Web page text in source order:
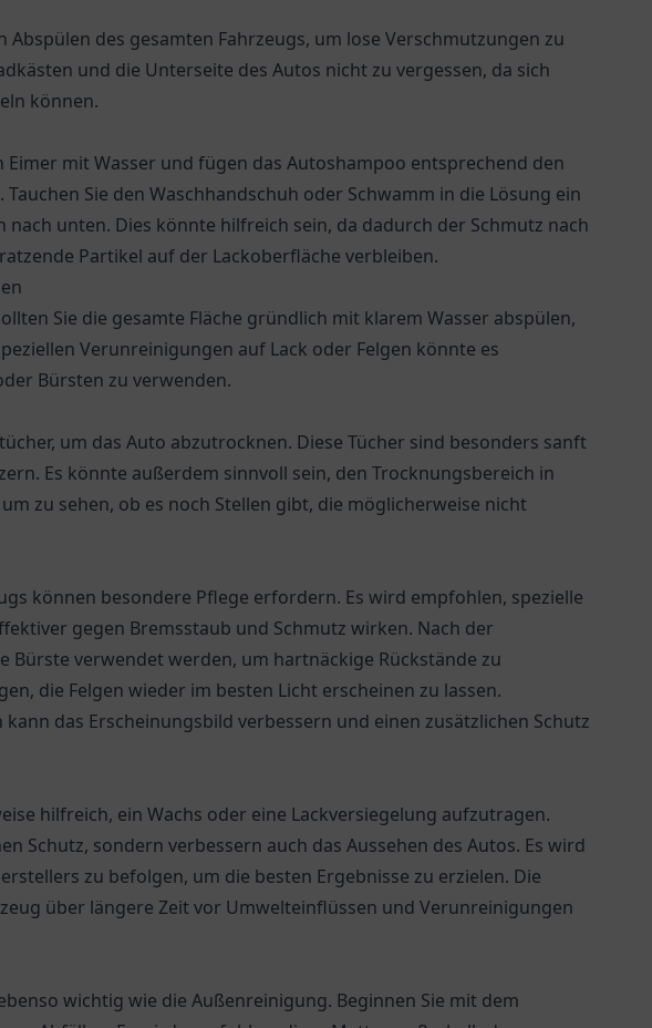
des gesamten Fahrzeugs, um lose Verschmutzungen zu
und die Unterseite des Autos nicht zu vergessen, da sich
können.
Eimer mit Wasser und fügen das Autoshampoo entsprechend den
Sie den Waschhandschuh oder Schwamm in die Lösung ein
nach unten. Dies könnte hilfreich sein, da dadurch der Schmutz nach
Partikel auf der Lackoberfläche verbleiben.
Sie die gesamte Fläche gründlich mit klarem Wasser abspülen,
Verunreinigungen auf Lack oder Felgen könnte es
Bürsten zu verwenden.
um das Auto abzutrocknen. Diese Tücher sind besonders sanft
Es könnte außerdem sinnvoll sein, den Trocknungsbereich in
zu sehen, ob es noch Stellen gibt, die möglicherweise nicht
können besondere Pflege erfordern. Es wird empfohlen, spezielle
gegen Bremsstaub und Schmutz wirken. Nach der
Bürste verwendet werden, um hartnäckige Rückstände zu
die Felgen wieder im besten Licht erscheinen zu lassen.
das Erscheinungsbild verbessern und einen zusätzlichen Schutz
hilfreich, ein Wachs oder eine Lackversiegelung aufzutragen.
Schutz, sondern verbessern auch das Aussehen des Autos. Es wird
zu befolgen, um die besten Ergebnisse zu erzielen. Die
über längere Zeit vor Umwelteinflüssen und Verunreinigungen
wichtig wie die Außenreinigung. Beginnen Sie mit dem